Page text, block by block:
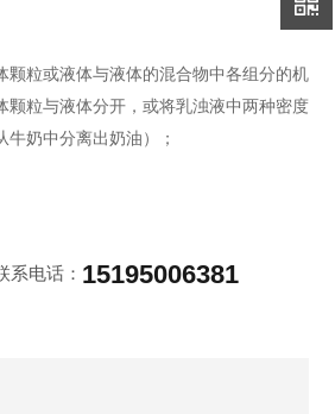
粒或液体与液体的混合物中各组分的机
粒与液体分开，或将乳浊液中两种密度
奶中分离出奶油）；
系电话： 15195006381